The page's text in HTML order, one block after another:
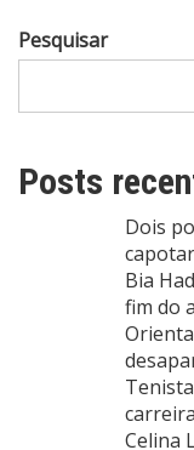
Pesquisar
Posts
Dois
Bia
fim do
Celina